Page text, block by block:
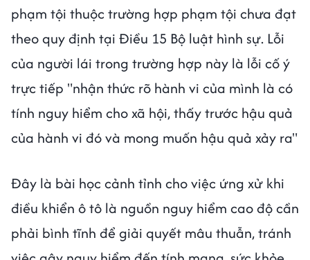
phạm tội thuộc trường hợp phạm tội chưa đạt
theo quy định tại Điều 15 Bộ luật hình sự. Lỗi
của người lái trong trường hợp này là lỗi cố ý
trực tiếp "nhận thức rõ hành vi của mình là có
tính nguy hiểm cho xã hội, thấy trước hậu quả
của hành vi đó và mong muốn hậu quả xảy ra"
Đây là bài học cảnh tỉnh cho việc ứng xử khi
điều khiển ô tô là nguồn nguy hiểm cao độ cần
phải bình tĩnh để giải quyết mâu thuẫn, tránh